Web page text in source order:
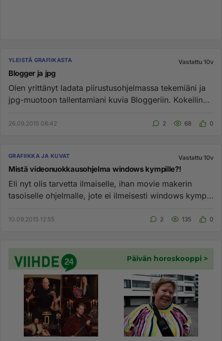
YLEISTÄ GRAFIIKASTA Vastattu 10v
Blogger ja jpg
Olen yrittänyt ladata piirustusohjelmassa tekemiäni ja
jpg-muotoon tallentamiani kuvia Bloggeriin. Kokeilin
26.09.2015 08:42 2 68 0
GRAFIIKKA JA KUVAT Vastattu 10v
Mistä videonuokkausohjelma windows kympille?!
Eli nyt olis tarvetta ilmaiselle, ihan movie makerin
tasoiselle ohjelmalle, jote ei ilmeisesti windows kympin
10.09.2015 12:55 2 135 0